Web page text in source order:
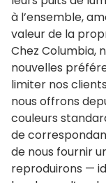
à l’ensemble,
valeur de la
Chez Columbia,
nouvelles
limiter nos
nous offrons
couleurs
de
de nous fournir
reproduirons —